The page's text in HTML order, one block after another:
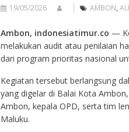
19/05/2026 AMBON,
Ambon, indonesiatimur.co —
melakukan audit atau penilaian
dari program prioritas nasional
Kegiatan tersebut berlangsung
yang digelar di Balai Kota
Ambon, kepala OPD, serta tim
Maluku.